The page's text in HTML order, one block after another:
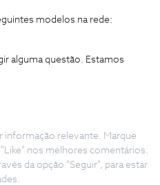
modelos na rede:
alguma questão. Estamos
informação relevante. Marque
nos melhores comentários.
da opção "Seguir", para estar